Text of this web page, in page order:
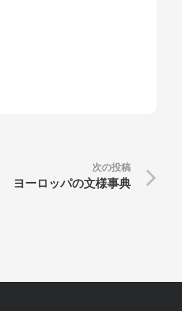
次の投稿
ヨーロッパの文様事典